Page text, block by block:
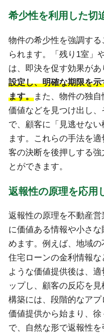
希少性を利用した切
物件の希少性を強調す
られます。「残り1室」
は、即決を促す効果があ
設定し、明確な期限を
ます。また、物件の独
価値などを見つけ出し
で、顧客に「見逃せな
ます。これらの手法を
客の決断を後押しする
とができます。
返報性の原理を応用
返報性の原理を不動産
に価値ある情報や小さ
めます。例えば、地域の
住宅ローンの金利情報
ような価値提供後は、
ップし、顧客の反応を
構築には、段階的なア
価値提供から始まり、
で、自然な形で返報性